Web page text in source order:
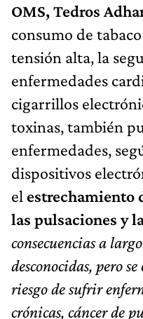
OMS, Tedros
consumo de
tensión alta, la
enfermedades
cigarrillos
toxinas, también
enfermedades,
dispositivos
el estrechamiento
las pulsaciones y
consecuencias a
desconocidas, pero
riesgo de sufrir
crónicas, cáncer de